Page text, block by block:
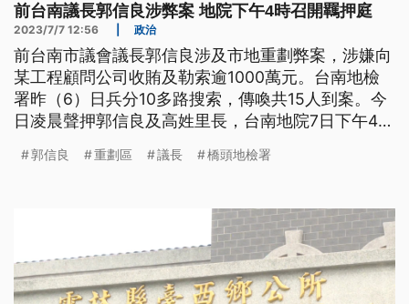
前台南議長郭信良涉弊案 地院下午4時召開羈押庭
2023/7/7 12:56 政治
前台南市議會議長郭信良涉及市地重劃弊案，涉嫌向
某工程顧問公司收賄及勒索逾1000萬元。台南地檢
署昨（6）日兵分10多路搜索，傳喚共15人到案。今
日凌晨聲押郭信良及高姓里長，台南地院7日下午4時
郭信良 重劃區 議長 橋頭地檢署